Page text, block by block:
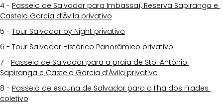
4 - Passeio de Salvador para Imbassaí, Reserva Sapiranga e
Castelo Garcia d’Ávila privativo
5 - Tour Salvador by Night privativo
6 - Tour Salvador Histórico Panorâmico privativo
7 - Passeio de Salvador para a praia de Sto. Antônio
Sapiranga e Castelo Garcia d’Ávila privativo
8 - Passeio de escuna de Salvador para a Ilha dos Frades
coletivo